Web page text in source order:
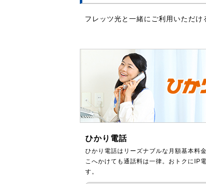
フレッツ光と一緒にご利用いただけ
ひかり電話
ひかり電話はリーズナブルな月額基本料
こへかけても通話料は一律。おトクにIP
す。